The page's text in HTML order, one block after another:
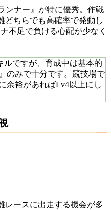
ンナー』が特に優秀。作戦
どちらでも高確率で発動し
不足で負ける心配が少なく
ルですが、育成中は基本的
のみで十分です。競技場で
余裕があればLv4以上にし
レースに出走する機会が多